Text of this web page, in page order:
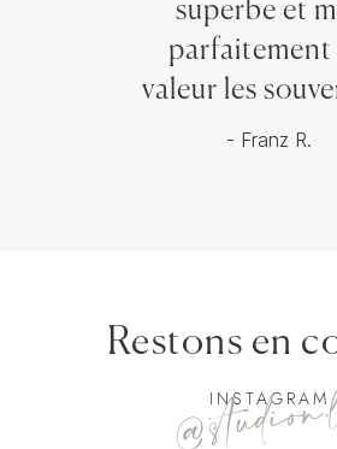
superbe et
parfaitement
valeur les
- Franz R.
Restons en
INSTAGRAM